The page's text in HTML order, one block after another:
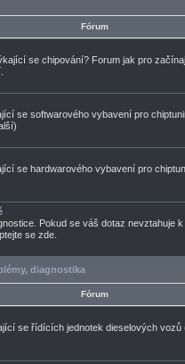
Fórum
se chipování? Forum jak pro
se softwarového vybavení pro
se hardwarového vybavení pro
Pokud se váš dotaz nevztahuje
se zde.
diagnostika
Fórum
se řídících jednotek dieselových vozů